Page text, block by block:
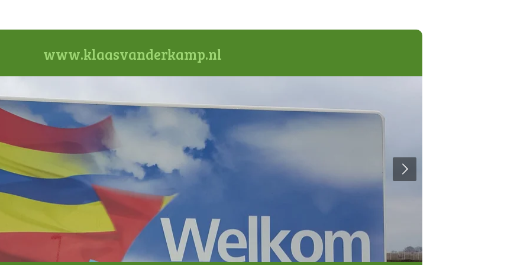
www.klaasvanderkamp.nl